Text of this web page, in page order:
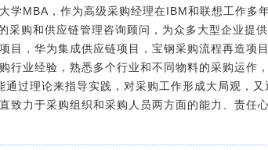
学MBA，作为高级采购经理在IBM和联想工作多
购和供应链管理咨询顾问，为众多大型企业提
目，华为集成供应链项目，宝钢采购流程再造项
行业经验，熟悉多个行业和不同物料的采购运作
过理论来指导实践，对采购工作形成大局观，
致力于采购组织和采购人员两方面的能力、责任